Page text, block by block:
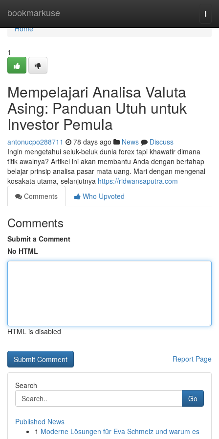
bookmarkuse
Home
Home
1
Mempelajari Analisa Valuta
Asing: Panduan Utuh untuk
Investor Pemula
antonucpo288711 78 days ago News
Discuss
Ingin mengetahui seluk-beluk dunia forex tapi khawatir dimana
titik awalnya? Artikel ini akan membantu Anda dengan bertahap
belajar prinsip analisa pasar mata uang. Mari dengan mengenal
kosakata utama, selanjutnya https://ridwansaputra.com
Comments
Who Upvoted
Comments
Submit a Comment
No HTML
HTML is disabled
Report Page
Search
Go
Published News
1 Moderne Lösungen für Eva Schmelz und warum es